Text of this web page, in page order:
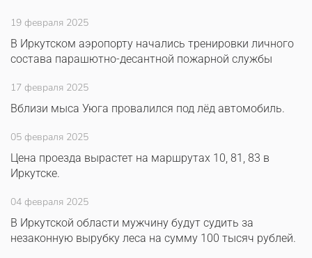
19 февраля 2025
В Иркутском аэропорту начались тренировки личного
состава парашютно-десантной пожарной службы
17 февраля 2025
Вблизи мыса Уюга провалился под лёд автомобиль.
05 февраля 2025
Цена проезда вырастет на маршрутах 10, 81, 83 в
Иркутске.
04 февраля 2025
В Иркутской области мужчину будут судить за
незаконную вырубку леса на сумму 100 тысяч рублей.